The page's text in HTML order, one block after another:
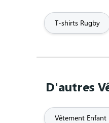
T-shirts Rugby
D'autres
Vêtement Enfant